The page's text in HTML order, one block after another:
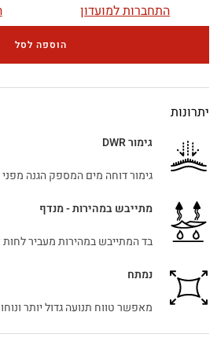
התחברות למועדון
הוספה לסל
יתרונות
גימור DWR
גימור דוחה מים המספק הגנה
מתייבש במהירות - מנדף
בד המתייבש במהירות מעביר
נמתח
מאפשר טווח תנועה גדול יותר